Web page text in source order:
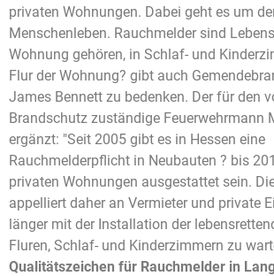
privaten Wohnungen. Dabei geht es um
Menschenleben. Rauchmelder sind
Wohnung gehören, in Schlaf- und
Flur der Wohnung? gibt auch
James Bennett zu bedenken. Der für den
Brandschutz zuständige Feuerwehrmann
ergänzt: "Seit 2005 gibt es in Hessen eine
Rauchmelderpflicht in Neubauten ? bis
privaten Wohnungen ausgestattet sein.
appelliert daher an Vermieter und private
länger mit der Installation der
Fluren, Schlaf- und Kinderzimmern zu
Qualitätszeichen für Rauchmelder in